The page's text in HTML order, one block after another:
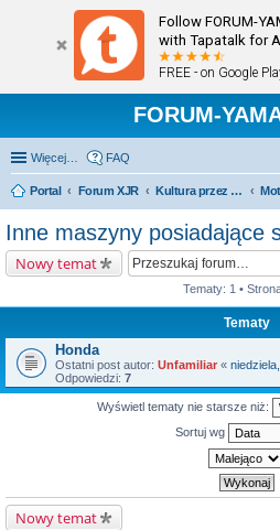
Follow FORUM-
with Tapatalk for
FREE - on Google
FORUM-
Więcej… FAQ
Portal Forum XJR Kultura przez duże "K".
Inne maszyny posiadające
Nowy temat
Tematy: 1 •
Tematy
Honda
Ostatni post autor: Unfamiliar «
Odpowiedzi: 7
Wyświetl tematy nie starsze niż:
Sortuj wg
Nowy temat